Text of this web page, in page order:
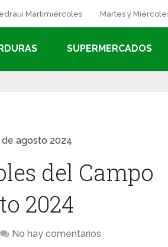
Martimiércoles Martes y
SUPERMERCADOS
agosto 2024
del Campo
2024
No hay comentarios